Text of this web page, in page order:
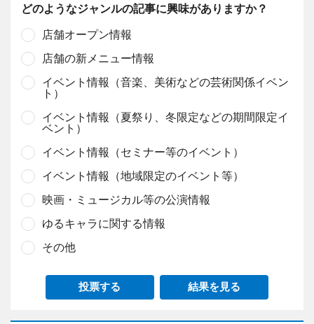
どのようなジャンルの記事に興味がありますか？
店舗オープン情報
店舗の新メニュー情報
イベント情報（音楽、美術などの芸術関係イベン
ト）
イベント情報（夏祭り、冬限定などの期間限定イ
ベント）
イベント情報（セミナー等のイベント）
イベント情報（地域限定のイベント等）
映画・ミュージカル等の公演情報
ゆるキャラに関する情報
その他
投票する 結果を見る